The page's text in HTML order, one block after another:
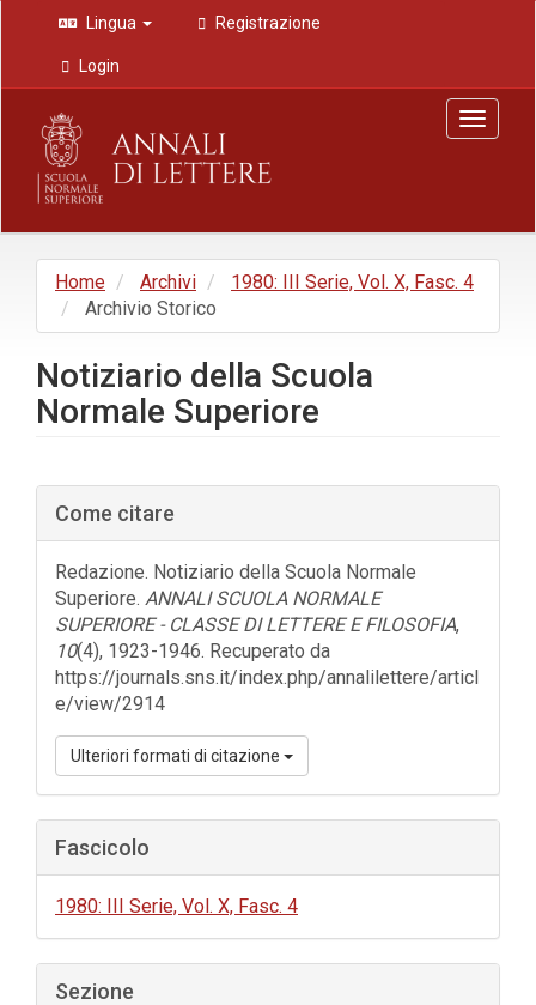
Navigazione
principale
Contenuto
principale
Barra
laterale
Lingua Registrazione
Login
Toggle
Home Archivi
1980: III Serie, Vol. X, Fasc. 4
Archivio Storico
Notiziario della Scuola
Normale Superiore
Barra
laterale
dell'articolo
Come citare
Redazione. Notiziario della Scuola Normale
Superiore. ANNALI SCUOLA NORMALE
SUPERIORE - CLASSE DI LETTERE E FILOSOFIA,
10(4), 1923-1946. Recuperato da
https://journals.sns.it/index.php/annalilettere/articl
e/view/2914
Ulteriori formati di citazione
Fascicolo
1980: III Serie, Vol. X, Fasc. 4
Sezione